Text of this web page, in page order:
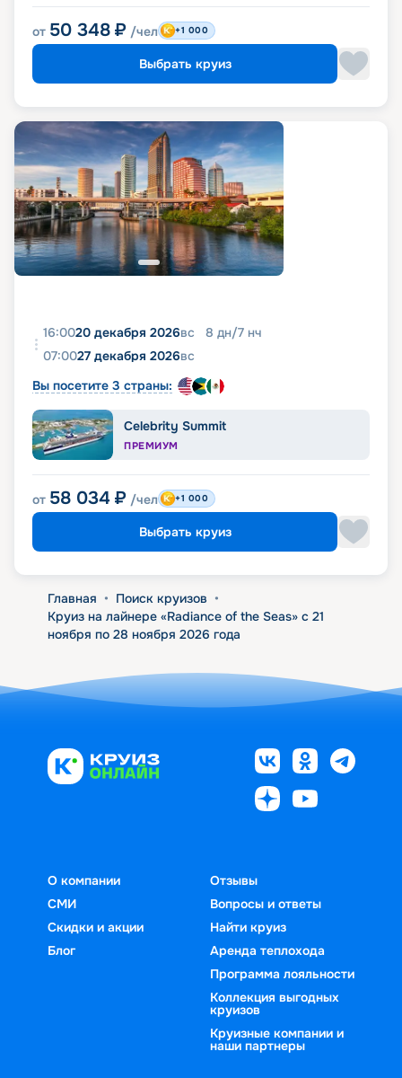
от 50 348 ₽ /чел +1 000
Выбрать круиз
16:0020 декабря 2026вс 8 дн/7 нч
07:0027 декабря 2026вс
Вы посетите 3 страны:
Celebrity Summit
ПРЕМИУМ
от 58 034 ₽ /чел +1 000
Выбрать круиз
Главная • Поиск круизов •
Круиз на лайнере «Radiance of the Seas» с 21
ноября по 28 ноября 2026 года
О компании
СМИ
Скидки и акции
Блог
Отзывы
Вопросы и ответы
Найти круиз
Аренда теплохода
Программа лояльности
Коллекция выгодных
круизов
Круизные компании и
наши партнеры